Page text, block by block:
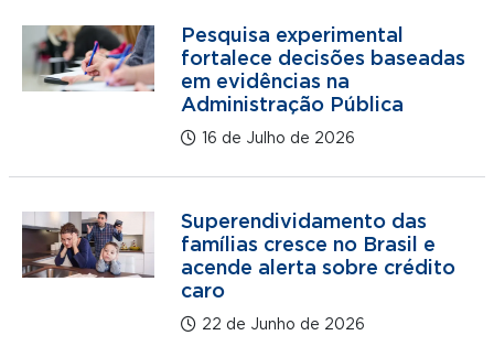
Pesquisa experimental
fortalece decisões baseadas
em evidências na
Administração Pública
16 de Julho de 2026
Superendividamento das
famílias cresce no Brasil e
acende alerta sobre crédito
caro
22 de Junho de 2026